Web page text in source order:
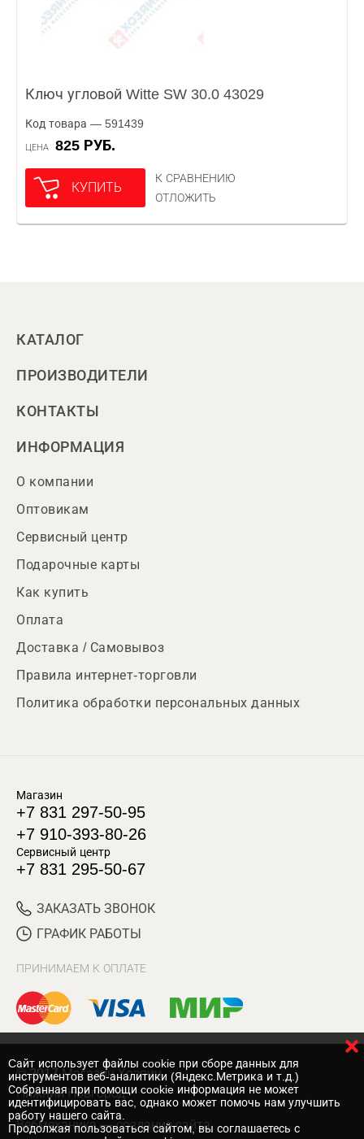
Ключ угловой Witte SW 30.0 43029
Код товара — 591439
ЦЕНА 825 РУБ.
КУПИТЬ
К СРАВНЕНИЮ
ОТЛОЖИТЬ
КАТАЛОГ
ПРОИЗВОДИТЕЛИ
КОНТАКТЫ
ИНФОРМАЦИЯ
О компании
Оптовикам
Сервисный центр
Подарочные карты
Как купить
Оплата
Доставка / Самовывоз
Правила интернет-торговли
Политика обработки персональных данных
Магазин
+7 831 297-50-95
+7 910-393-80-26
Сервисный центр
+7 831 295-50-67
ЗАКАЗАТЬ ЗВОНОК
ГРАФИК РАБОТЫ
ПРИНИМАЕМ К ОПЛАТЕ
© 2017 Магазин Хозяин
Нижний Новгород
Вебмеханика — создание сайта
Cайт использует файлы cookie при сборе данных для
инструментов веб-аналитики (Яндекс.Метрика и т.д.)
Собранная при помощи cookie информация не может
идентифицировать вас, однако может помочь нам улучшить
работу нашего сайта.
Продолжая пользоваться сайтом, вы соглашаетесь с